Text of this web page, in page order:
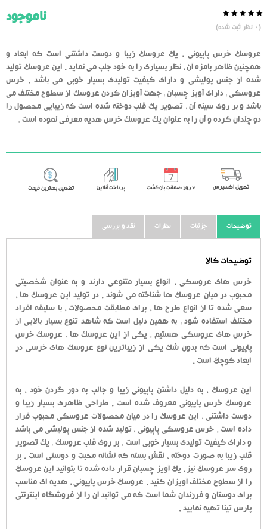
از
50
دهنده
(
0 نظر ثبت شده)
ناموجود
عروسک خرس پاپیونی ، یک عروسک زیبا و دوست داشتنی است که ابعاد و
همچنین ظاهر بامزه آن ، نظر بسیاری را به خود جلب می نماید . این عروسک تولید
شده از جنس پولیشی و دارای کیفیت تولیدی بسیار خوبی می باشد . خرس
عروسکی ، دارای آویز چسبان ، جهت آویزان کردن عروسک از سطوح مختلف می
باشد و بر روی سینه آن ، تصویر یک قلب دوخته شده است که زیبایی محصول را
دو چندان کرده و آن را به عنوان یک عروسک خرس هدیه معرفی نموده است .
تحویل اکسپرس ٧ روز ضمانت بازگشت پرداخت آنلاین تضمین بهترین قیمت
توضیحات جزئیات نظرات نقد و بررسی
توضیحات کالا
خرس های عروسکی ، انواع بسیار متنوعی دارند و به عنوان شخصیتی
محبوب در میان عروسک ها شناخته می شوند . در تولید این عروسک ها ،
سعی شده تا از انواع طرح ها ، برای مطابقت محصولات ، با سلیقه افراد
مختلف استفاده شود ، به همین دلیل است که شاهد تنوع بسیار بالایی از
خرس های عروسکی هستیم . یکی از این عروسک ها ، عروسک خرس
پاپیونی است که بدون شک یکی از زیباترین نوع عروسک های خرسی در
ابعاد کوچک است .
این عروسک ، به دلیل داشتن پاپیونی زیبا و جالب به دور گردن خود ، به
عروسک خرس پاپیونی معروف شده است . طراحی ظاهری بسیار زیبا و
دوست داشتنی ، این عروسک را در میان محصولات عروسکی محبوب قرار
داده است . خرس عروسکی پاپیونی ، تولید شده از جنس پولیشی می باشد
و دارای کیفیت تولیدی بسیار خوبی است . بر روی قلب عروسک ، یک تصویر
قلب زیبا به صورت دوخته ، نقش بسته که نشانه محبت و دوستی است . بر
روی سر عروسک نیز ، یک آویز چسبان قرار داده شده تا بتوانید این عروسک
را از سطوح مختلف آویزان کنید . عروسک خرس پاپیونی ، هدیه ای مناسب
برای دوستان و فرزندان شما است که می توانید آن را از فروشگاه اینترنتی
پارس تینا تهیه نمایید .